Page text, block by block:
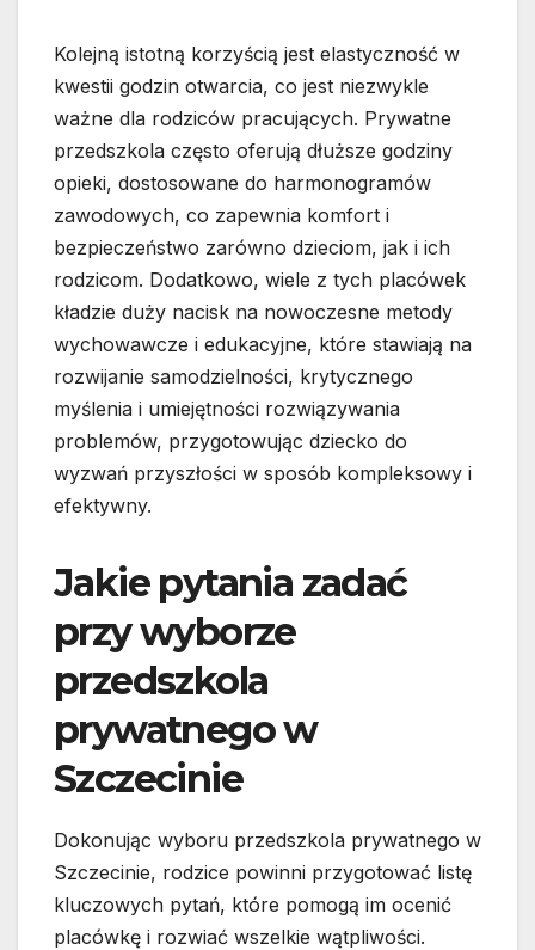
Kolejną istotną korzyścią jest elastyczność w
kwestii godzin otwarcia, co jest niezwykle
ważne dla rodziców pracujących. Prywatne
przedszkola często oferują dłuższe godziny
opieki, dostosowane do harmonogramów
zawodowych, co zapewnia komfort i
bezpieczeństwo zarówno dzieciom, jak i ich
rodzicom. Dodatkowo, wiele z tych placówek
kładzie duży nacisk na nowoczesne metody
wychowawcze i edukacyjne, które stawiają na
rozwijanie samodzielności, krytycznego
myślenia i umiejętności rozwiązywania
problemów, przygotowując dziecko do
wyzwań przyszłości w sposób kompleksowy i
efektywny.
Jakie pytania zadać
przy wyborze
przedszkola
prywatnego w
Szczecinie
Dokonując wyboru przedszkola prywatnego w
Szczecinie, rodzice powinni przygotować listę
kluczowych pytań, które pomogą im ocenić
placówkę i rozwiać wszelkie wątpliwości.